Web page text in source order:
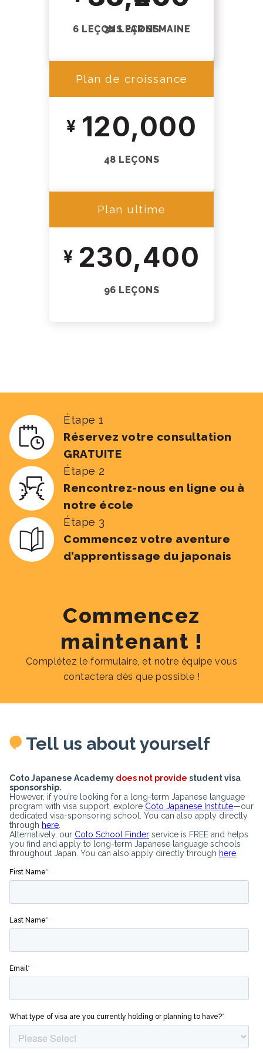
6 LEÇONS PAR SEMAINE
32 LEÇONS
Plan de croissance
120,000
48 LEÇONS
Plan ultime
230,400
96 LEÇONS
Étape 1
Réservez votre consultation
GRATUITE
Étape 2
Rencontrez-nous en ligne ou à
notre école
Étape 3
Commencez votre aventure
d’apprentissage du japonais
Commencez
maintenant !
Complétez le formulaire, et notre équipe vous
contactera dès que possible !